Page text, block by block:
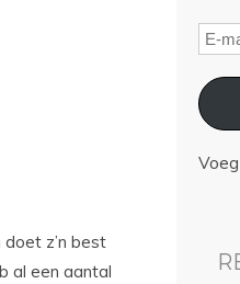
z’n best
al een aantal